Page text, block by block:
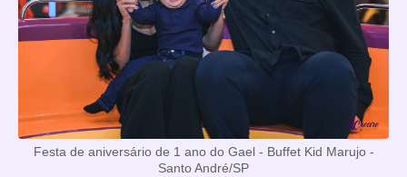
Festa de aniversário de 1 ano do Gael - Buffet Kid Marujo -
Santo André/SP